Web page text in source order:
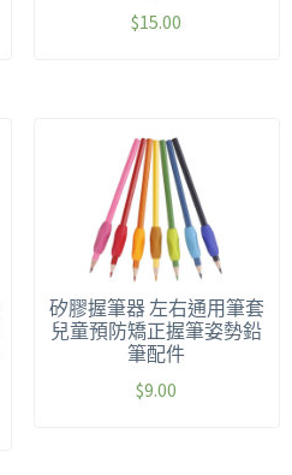
$15.00
矽膠握筆器 左右通用筆套
兒童預防矯正握筆姿勢鉛
筆配件
$9.00